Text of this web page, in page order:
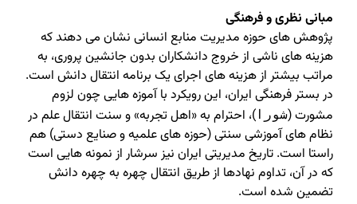
مبانی نظری و فرهنگی
پژوهش های حوزه مدیریت منابع انسانی نشان می دهند که
هزینه های ناشی از خروج دانشکاران بدون جانشین پروری، به
مراتب بیشتر از هزینه های اجرای یک برنامه انتقال دانش است.
در بستر فرهنگی ایران، این رویکرد با آموزه هایی چون لزوم
مشورت (شورا )، احترام به «اهل تجربه» و سنت انتقال علم در
نظام های آموزشی سنتی (حوزه های علمیه و صنایع دستی) هم
راستا است. تاریخ مدیریتی ایران نیز سرشار از نمونه هایی است
که در آن، تداوم نهادها از طریق انتقال چهره به چهره دانش
تضمین شده است.